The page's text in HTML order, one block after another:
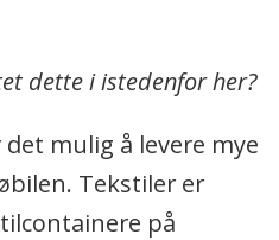
dette i istedenfor her?
det mulig å levere mye
Tekstiler er
på